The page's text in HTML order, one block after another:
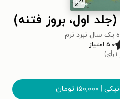
اول، بروز فتنه)
یک سال نبرد نرم
۵.۰ امتیاز
| ۱۵۰,۰۰۰ تومان